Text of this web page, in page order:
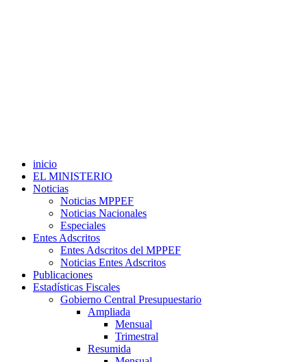
inicio
EL MINISTERIO
Noticias
Noticias MPPEF
Noticias Nacionales
Especiales
Entes Adscritos
Entes Adscritos del MPPEF
Noticias Entes Adscritos
Publicaciones
Estadísticas Fiscales
Gobierno Central Presupuestario
Ampliada
Mensual
Trimestral
Resumida